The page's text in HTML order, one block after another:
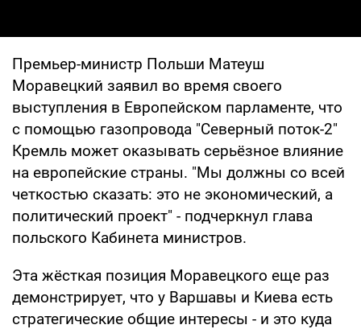
Премьер-министр Польши Матеуш
Моравецкий заявил во время своего
выступления в Европейском парламенте, что
с помощью газопровода "Северный поток-2"
Кремль может оказывать серьёзное влияние
на европейские страны. "Мы должны со всей
четкостью сказать: это не экономический, а
политический проект" - подчеркнул глава
польского Кабинета министров.
Эта жёсткая позиция Моравецкого еще раз
демонстрирует, что у Варшавы и Киева есть
стратегические общие интересы - и это куда